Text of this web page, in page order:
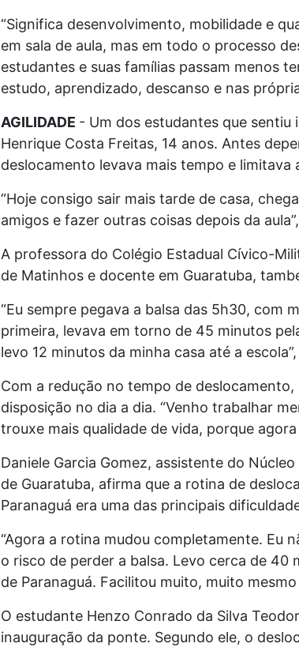
“Significa desenvolvimento, mobilidade e
em sala de aula, mas em todo o processo
estudantes e suas famílias passam menos
estudo, aprendizado, descanso e nas
AGILIDADE - Um dos estudantes que
Henrique Costa Freitas, 14 anos. Antes
deslocamento levava mais tempo e limitava
“Hoje consigo sair mais tarde de casa,
amigos e fazer outras coisas depois da
A professora do Colégio Estadual Cívico-
de Matinhos e docente em Guaratuba,
“Eu sempre pegava a balsa das 5h30, com
primeira, levava em torno de 45 minutos
levo 12 minutos da minha casa até a
Com a redução no tempo de
disposição no dia a dia. “Venho trabalhar
trouxe mais qualidade de vida, porque
Daniele Garcia Gomez, assistente do
de Guaratuba, afirma que a rotina de
Paranaguá era uma das principais
“Agora a rotina mudou completamente. Eu
o risco de perder a balsa. Levo cerca de
de Paranaguá. Facilitou muito, muito
O estudante Henzo Conrado da Silva
inauguração da ponte. Segundo ele, o